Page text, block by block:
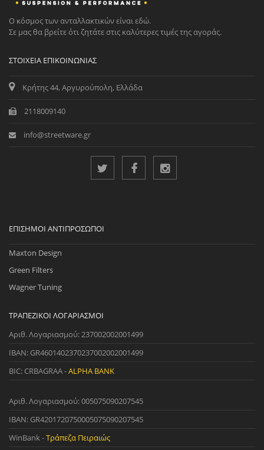
Ο κόσμος των ανταλλακτικών είναι εδώ.
Σε μας θα βρείτε ότι ζητάτε στις καλύτερες τιμές της αγοράς.
ΣΤΟΙΧΕΊΑ ΕΠΙΚΟΙΝΩΝΊΑΣ
Κρήτης 44, Αργυρούπολη, Ελλάδα
2118009140
info@streetware.gr
ΕΠΊΣΗΜΟΙ ΑΝΤΙΠΡΌΣΩΠΟΙ
Maxton Design
Green Filters
Wagner Tuning
ΤΡΑΠΕΖΙΚΟΊ ΛΟΓΑΡΙΑΣΜΟΊ
Αριθ. Λογαριασμού: 237002002001499
IBAN: GR4601402370237002002001499
BIC: CRBAGRAA -ALPHA BANK
Αριθ. Λογαριασμού: 005075090207545
IBAN: GR4201720750005075090207545
WinBank -Τράπεζα Πειραιώς